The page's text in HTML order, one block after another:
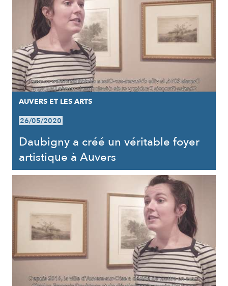
AUVERS ET LES ARTS
26/05/2020
Daubigny a créé un véritable foyer
artistique à Auvers